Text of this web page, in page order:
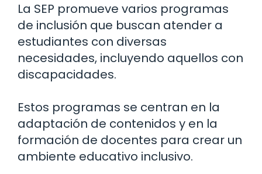
La SEP promueve varios programas
de inclusión que buscan atender a
estudiantes con diversas
necesidades, incluyendo aquellos con
discapacidades.
Estos programas se centran en la
adaptación de contenidos y en la
formación de docentes para crear un
ambiente educativo inclusivo.